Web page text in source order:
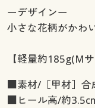
ーデザインー
小さな花柄がかわ
【軽量約185g(Mサ
■素材/［甲材］合
■ヒール高/約